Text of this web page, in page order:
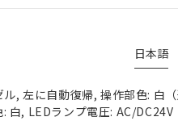
日本語
, 左に自動復帰, 操作部色: 白
白, LEDランプ電圧: AC/DC24V